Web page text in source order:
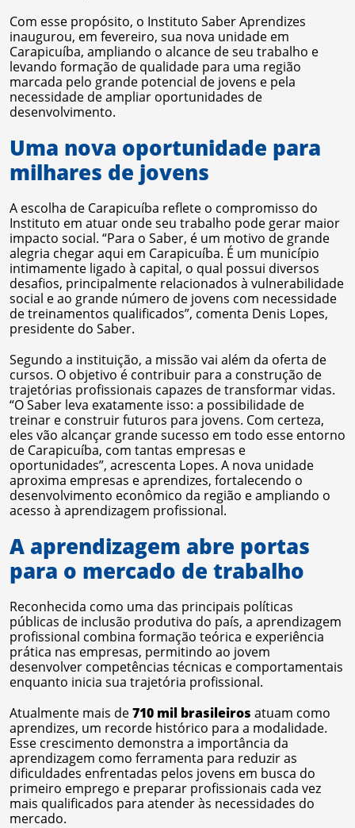
Com esse propósito, o Instituto Saber Aprendizes
inaugurou, em fevereiro, sua nova unidade em
Carapicuíba, ampliando o alcance de seu trabalho e
levando formação de qualidade para uma região
marcada pelo grande potencial de jovens e pela
necessidade de ampliar oportunidades de
desenvolvimento.
Uma nova oportunidade para
milhares de jovens
A escolha de Carapicuíba reflete o compromisso do
Instituto em atuar onde seu trabalho pode gerar maior
impacto social. “Para o Saber, é um motivo de grande
alegria chegar aqui em Carapicuíba. É um município
intimamente ligado à capital, o qual possui diversos
desafios, principalmente relacionados à vulnerabilidade
social e ao grande número de jovens com necessidade
de treinamentos qualificados”, comenta Denis Lopes,
presidente do Saber.
Segundo a instituição, a missão vai além da oferta de
cursos. O objetivo é contribuir para a construção de
trajetórias profissionais capazes de transformar vidas.
“O Saber leva exatamente isso: a possibilidade de
treinar e construir futuros para jovens. Com certeza,
eles vão alcançar grande sucesso em todo esse entorno
de Carapicuíba, com tantas empresas e
oportunidades”, acrescenta Lopes. A nova unidade
aproxima empresas e aprendizes, fortalecendo o
desenvolvimento econômico da região e ampliando o
acesso à aprendizagem profissional.
A aprendizagem abre portas
para o mercado de trabalho
Reconhecida como uma das principais políticas
públicas de inclusão produtiva do país, a aprendizagem
profissional combina formação teórica e experiência
prática nas empresas, permitindo ao jovem
desenvolver competências técnicas e comportamentais
enquanto inicia sua trajetória profissional.
Atualmente mais de710 mil brasileiros atuam como
aprendizes, um recorde histórico para a modalidade.
Esse crescimento demonstra a importância da
aprendizagem como ferramenta para reduzir as
dificuldades enfrentadas pelos jovens em busca do
primeiro emprego e preparar profissionais cada vez
mais qualificados para atender às necessidades do
mercado.